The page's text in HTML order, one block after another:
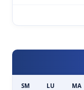
SM LU MA